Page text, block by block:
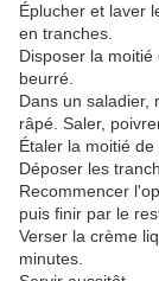
Éplucher et laver
en tranches.
Disposer la
beurré.
Dans un saladier,
râpé. Saler,
Étaler la moitié
Déposer les
Recommencer
puis finir par le
Verser la crème
minutes.